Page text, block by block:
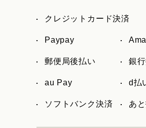
クレジットカード決済
Paypay
郵便局後払い 銀
au Pay d払
ソフトバンク決済 あ